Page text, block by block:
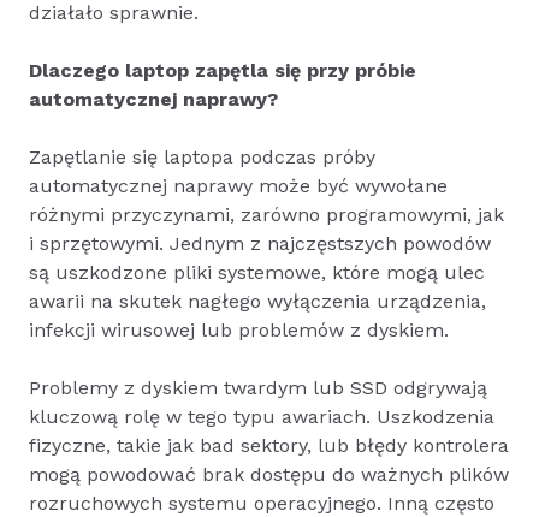
działało sprawnie.
Dlaczego laptop zapętla się przy próbie
automatycznej naprawy?
Zapętlanie się laptopa podczas próby
automatycznej naprawy może być wywołane
różnymi przyczynami, zarówno programowymi, jak
i sprzętowymi. Jednym z najczęstszych powodów
są uszkodzone pliki systemowe, które mogą ulec
awarii na skutek nagłego wyłączenia urządzenia,
infekcji wirusowej lub problemów z dyskiem.
Problemy z dyskiem twardym lub SSD odgrywają
kluczową rolę w tego typu awariach. Uszkodzenia
fizyczne, takie jak bad sektory, lub błędy kontrolera
mogą powodować brak dostępu do ważnych plików
rozruchowych systemu operacyjnego. Inną często